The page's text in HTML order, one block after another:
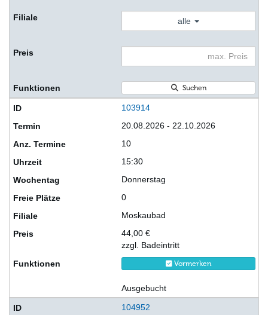
alle
Suchen
103914
20.08.2026 - 22.10.2026
10
15:30
Donnerstag
0
Moskaubad
44,00 €
zzgl. Badeintritt
Vormerken
Ausgebucht
104952